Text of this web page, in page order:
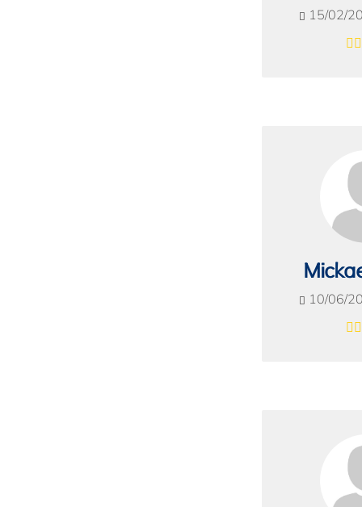
15/02/
10/06/